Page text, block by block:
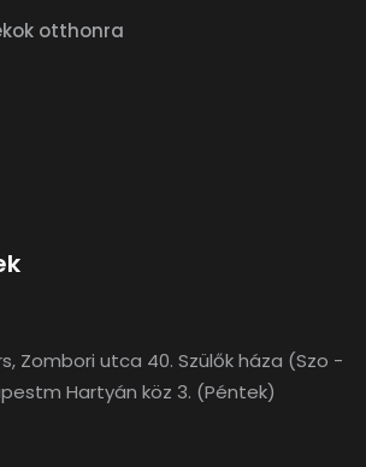
otthonra
Zombori utca 40. Szülők háza (Szo -
Hartyán köz 3. (Péntek)